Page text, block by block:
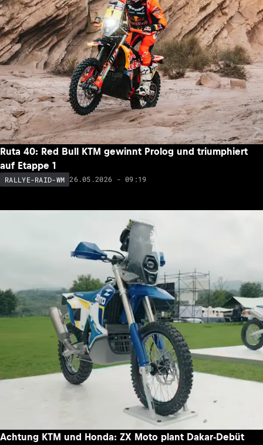
Ruta 40: Red Bull KTM gewinnt Prolog und triumphiert
auf Etappe 1
RALLYE-RAID-WM 26.05.2026 - 09:19
Achtung KTM und Honda: ZX Moto plant Dakar-Debüt